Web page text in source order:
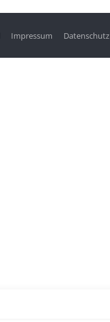
Impressum Datenschutz